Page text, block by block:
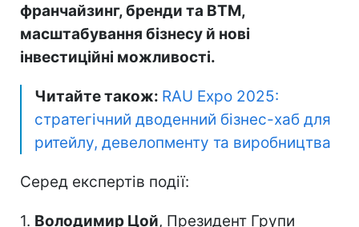
франчайзинг, бренди та ВТМ,
масштабування бізнесу й нові
інвестиційні можливості.
Читайте також: RAU Expo 2025:
стратегічний дводенний бізнес-хаб для
ритейлу, девелопменту та виробництва
Серед експертів події:
1. Володимир Цой, Президент Групи